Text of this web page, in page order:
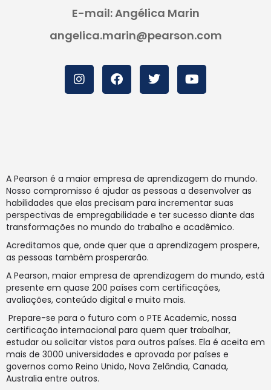
E-mail: Angélica Marin
angelica.marin@pearson.com
A Pearson é a maior empresa de aprendizagem do mundo.
Nosso compromisso é ajudar as pessoas a desenvolver as
habilidades que elas precisam para incrementar suas
perspectivas de empregabilidade e ter sucesso diante das
transformações no mundo do trabalho e acadêmico.
Acreditamos que, onde quer que a aprendizagem prospere,
as pessoas também prosperarão.
A Pearson, maior empresa de aprendizagem do mundo, está
presente em quase 200 países com certificações,
avaliações, conteúdo digital e muito mais.
Prepare-se para o futuro com o PTE Academic, nossa
certificação internacional para quem quer trabalhar,
estudar ou solicitar vistos para outros países. Ela é aceita em
mais de 3000 universidades e aprovada por países e
governos como Reino Unido, Nova Zelândia, Canada,
Australia entre outros.